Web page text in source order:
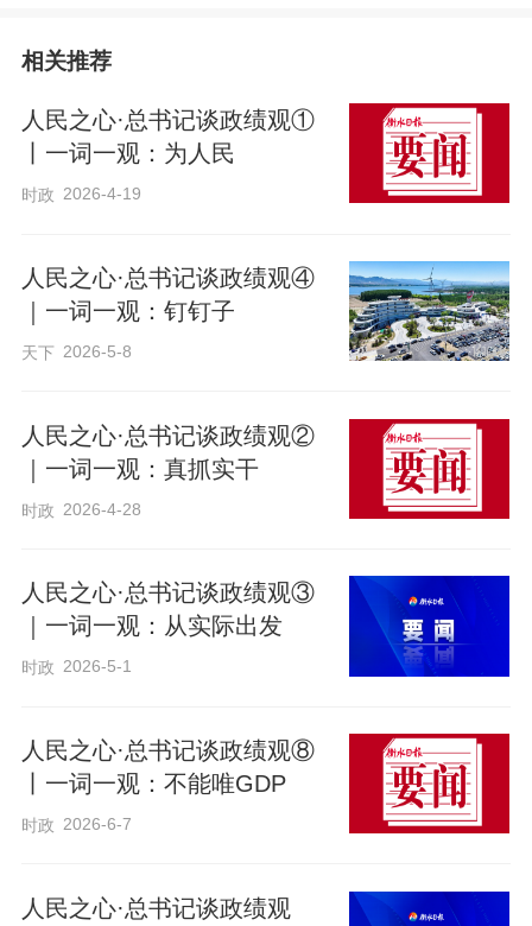
相关推荐
人民之心·总书记谈政绩观①
丨一词一观：为人民
时政 2026-4-19
人民之心·总书记谈政绩观④
｜一词一观：钉钉子
天下 2026-5-8
人民之心·总书记谈政绩观②
｜一词一观：真抓实干
时政 2026-4-28
人民之心·总书记谈政绩观③
｜一词一观：从实际出发
时政 2026-5-1
人民之心·总书记谈政绩观⑧
丨一词一观：不能唯GDP
时政 2026-6-7
人民之心·总书记谈政绩观